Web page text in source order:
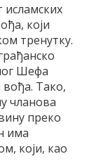
исламских
који
тренутку.
Шефа
вођа. Тако,
чланова
преко
има
који, као